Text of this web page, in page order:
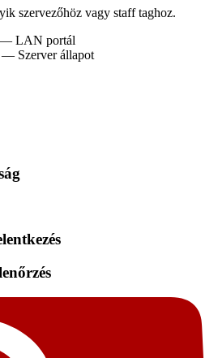
szervezőhöz vagy staff taghoz.
— LAN portál
— Szerver állapot